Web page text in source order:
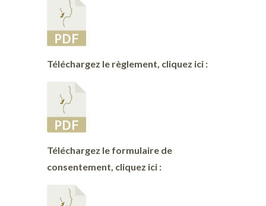
Téléchargez le règlement, cliquez ici :
Téléchargez le formulaire de
consentement, cliquez ici :